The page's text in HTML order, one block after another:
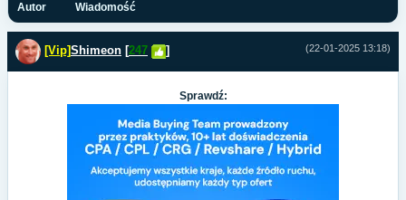
Autor Wiadomość
(22-01-2025 13:18)
[Vip]Shimeon [247 ]
Sprawdź: